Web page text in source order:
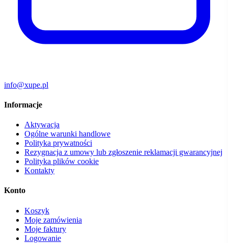
info@xupe.pl
Informacje
Aktywacja
Ogólne warunki handlowe
Polityka prywatności
Rezygnacja z umowy lub zgłoszenie reklamacji gwarancyjnej
Polityka plików cookie
Kontakty
Konto
Koszyk
Moje zamówienia
Moje faktury
Logowanie